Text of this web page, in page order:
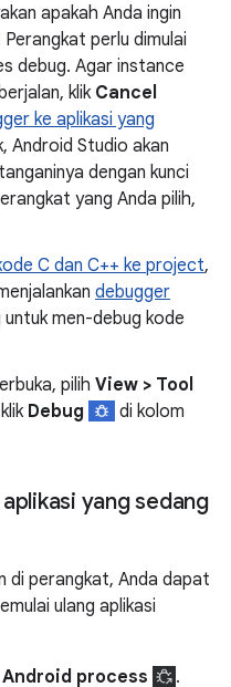
apakah Anda ingin
perlu dimulai
debug. Agar instance
klik Cancel
ke aplikasi yang
Android Studio akan
dengan kunci
yang Anda pilih,
C dan C++ ke project,
debugger
men-debug kode
pilih View > Tool
Debug
di kolom
yang sedang
di perangkat, Anda dapat
ulang aplikasi
process .